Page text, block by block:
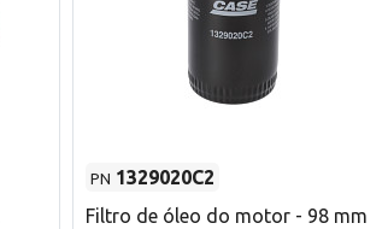
PN 1329020C2
Filtro de óleo do motor - 98 mm